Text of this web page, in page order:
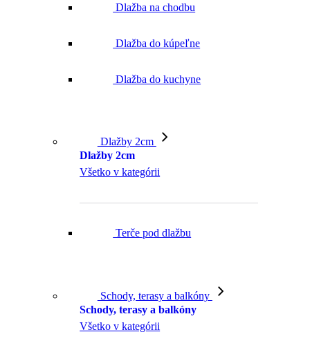
Dlažba na chodbu
Dlažba do kúpeľne
Dlažba do kuchyne
Dlažby 2cm
Dlažby 2cm
Všetko v kategórii
Terče pod dlažbu
Schody, terasy a balkóny
Schody, terasy a balkóny
Všetko v kategórii